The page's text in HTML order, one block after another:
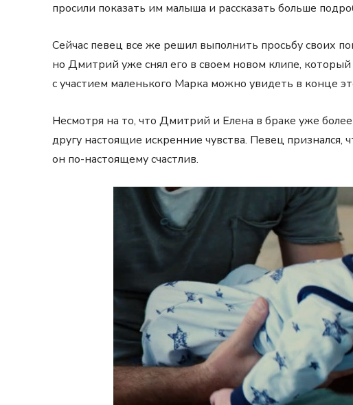
просили показать им малыша и рассказать больше
Сейчас певец все же решил выполнить просьбу своих
но Дмитрий уже снял его в своем новом клипе,
с участием маленького Марка можно увидеть в конце
Несмотря на то, что Дмитрий и Елена в браке уже
другу настоящие искренние чувства. Певец признался,
он по-настоящему счастлив.